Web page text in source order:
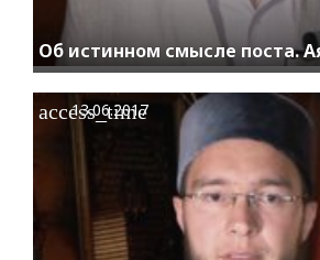
Об истинном смысле поста.
access_time
13.06.2017